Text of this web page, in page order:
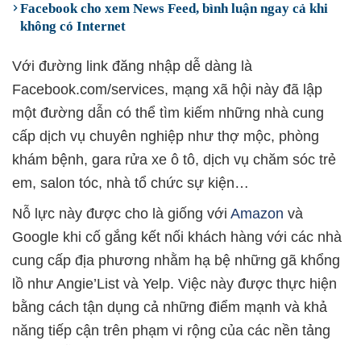
Facebook cho xem News Feed, bình luận ngay cả khi
không có Internet
Với đường link đăng nhập dễ dàng là
Facebook.com/services, mạng xã hội này đã lập
một đường dẫn có thể tìm kiếm những nhà cung
cấp dịch vụ chuyên nghiệp như thợ mộc, phòng
khám bệnh, gara rửa xe ô tô, dịch vụ chăm sóc trẻ
em, salon tóc, nhà tổ chức sự kiện…
Nỗ lực này được cho là giống với Amazon và
Google khi cố gắng kết nối khách hàng với các nhà
cung cấp địa phương nhằm hạ bệ những gã khổng
lồ như Angie’List và Yelp. Việc này được thực hiện
bằng cách tận dụng cả những điểm mạnh và khả
năng tiếp cận trên phạm vi rộng của các nền tảng